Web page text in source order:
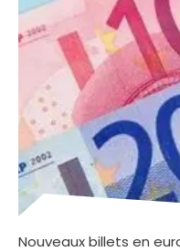
Nouveaux billets en